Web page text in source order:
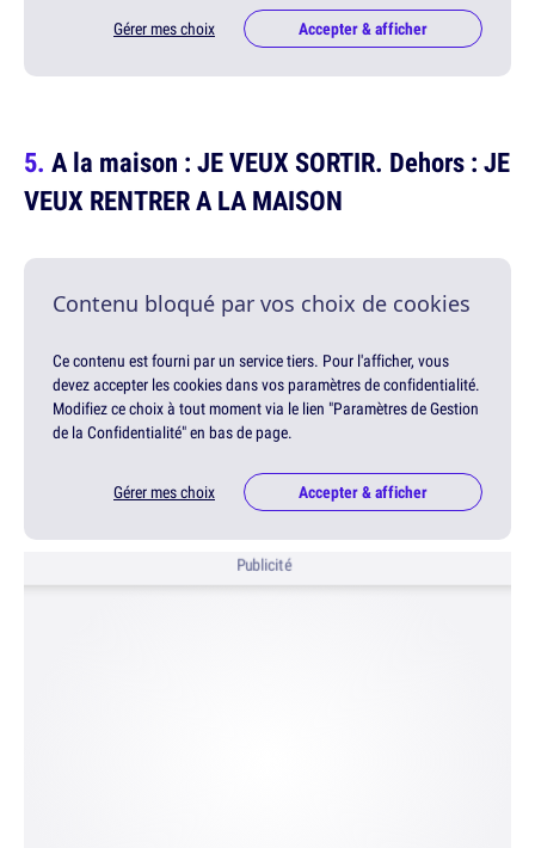
Gérer mes choix Accepter & afficher
A la maison : JE VEUX SORTIR. Dehors : JE
VEUX RENTRER A LA MAISON
Contenu bloqué par vos choix de cookies
Ce contenu est fourni par un service tiers. Pour l'afficher, vous
devez accepter les cookies dans vos paramètres de confidentialité.
Modifiez ce choix à tout moment via le lien "Paramètres de Gestion
de la Confidentialité" en bas de page.
Gérer mes choix Accepter & afficher
Publicité